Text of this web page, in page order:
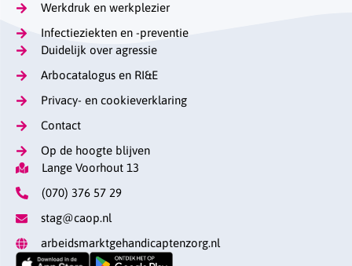
Werkdruk en werkplezier
Infectieziekten en -preventie
Duidelijk over agressie
Arbocatalogus en RI&E
Privacy- en cookieverklaring
Contact
Op de hoogte blijven
Lange Voorhout 13
(070) 376 57 29
stag@caop.nl
arbeidsmarktgehandicaptenzorg.nl